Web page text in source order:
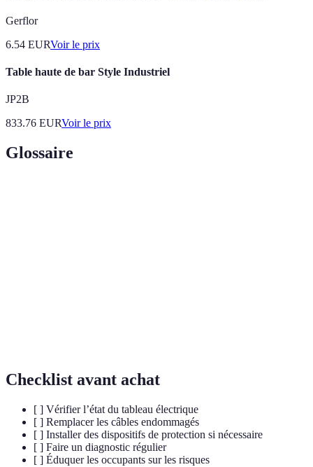
Gerflor
6.54 EURVoir le prix
Table haute de bar Style Industriel
JP2B
833.76 EURVoir le prix
Glossaire
Checklist avant achat
[ ] Vérifier l’état du tableau électrique
[ ] Remplacer les câbles endommagés
[ ] Installer des dispositifs de protection si nécessaire
[ ] Faire un diagnostic régulier
[ ] Éduquer les occupants sur les risques